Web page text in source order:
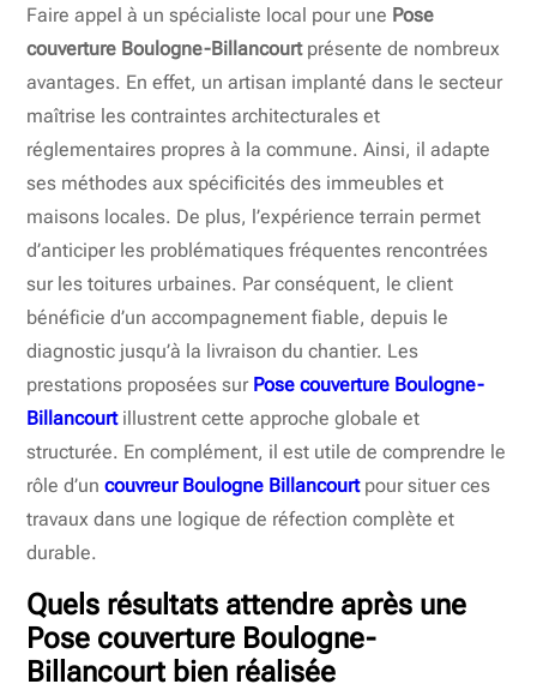
Faire appel à un spécialiste local pour une Pose
couverture Boulogne-Billancourtprésente de nombreux
avantages. En effet, un artisan implanté dans le secteur
maîtrise les contraintes architecturales et
réglementaires propres à la commune. Ainsi, il adapte
ses méthodes aux spécificités des immeubles et
maisons locales. De plus, l’expérience terrain permet
d’anticiper les problématiques fréquentes rencontrées
sur les toitures urbaines. Par conséquent, le client
bénéficie d’un accompagnement fiable, depuis le
diagnostic jusqu’à la livraison du chantier. Les
prestations proposées sur Pose couverture Boulogne-
Billancourtillustrent cette approche globale et
structurée. En complément, il est utile de comprendre le
rôle d’uncouvreur Boulogne Billancourtpour situer ces
travaux dans une logique de réfection complète et
durable.
Quels résultats attendre après une
Pose couverture Boulogne-
Billancourt bien réalisée